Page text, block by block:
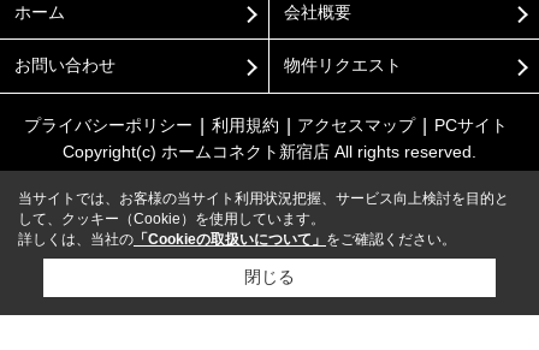
ホーム 会社概要
お問い合わせ 物件リクエスト
プライバシーポリシー 利用規約 アクセスマップ
PCサイト
Copyright(c) ホームコネクト新宿店 All rights reserved.
当サイトでは、お客様の当サイト利用状況把握、サービス向上検討を目的と
して、クッキー（Cookie）を使用しています。
詳しくは、当社の 「Cookieの取扱いについて」 をご確認ください。
閉じる